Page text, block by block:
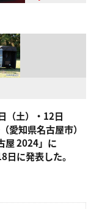
（土）・12日
愛知県名古屋市）
屋 2024」に
に発表した。